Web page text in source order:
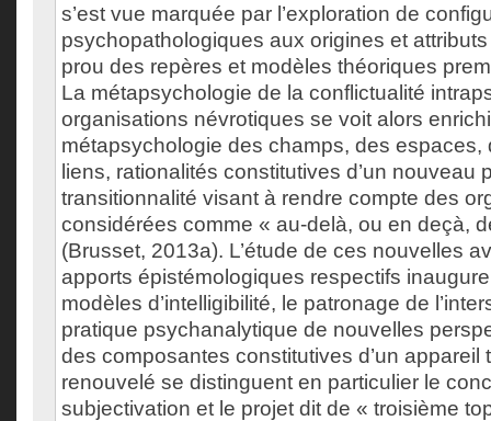
s’est vue marquée par l’exploration de
psychopathologiques aux origines et attributs
prou des repères et modèles théoriques
La métapsychologie de la conflictualité
organisations névrotiques se voit alors
métapsychologie des champs, des espaces,
liens, rationalités constitutives d’un nouveau
transitionnalité visant à rendre compte des
considérées comme « au-delà, ou en deçà,
(Brusset, 2013a). L’étude de ces nouvelles
apports épistémologiques respectifs
modèles d’intelligibilité, le patronage de
pratique psychanalytique de nouvelles
des composantes constitutives d’un appareil
renouvelé se distinguent en particulier le
subjectivation et le projet dit de « troisième